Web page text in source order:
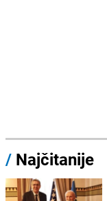
/ Najčitanije